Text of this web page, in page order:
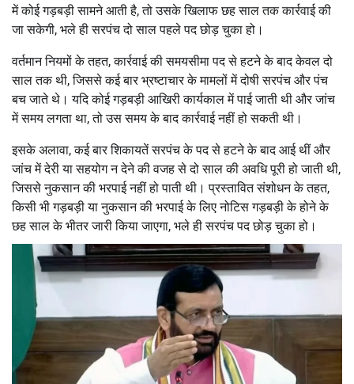
में कोई गड़बड़ी सामने आती है, तो उसके खिलाफ छह साल तक कार्रवाई की
जा सकेगी, भले ही सरपंच दो साल पहले पद छोड़ चुका हो।
वर्तमान नियमों के तहत, कार्रवाई की समयसीमा पद से हटने के बाद केवल दो
साल तक थी, जिससे कई बार भ्रष्टाचार के मामलों में दोषी सरपंच और पंच
बच जाते थे। यदि कोई गड़बड़ी आखिरी कार्यकाल में पाई जाती थी और जांच
में समय लगता था, तो उस समय के बाद कार्रवाई नहीं हो सकती थी।
इसके अलावा, कई बार शिकायतें सरपंच के पद से हटने के बाद आई थीं और
जांच में देरी या सहयोग न देने की वजह से दो साल की अवधि पूरी हो जाती थी,
जिससे नुकसान की भरपाई नहीं हो पाती थी। प्रस्तावित संशोधन के तहत,
किसी भी गड़बड़ी या नुकसान की भरपाई के लिए नोटिस गड़बड़ी के होने के
छह साल के भीतर जारी किया जाएगा, भले ही सरपंच पद छोड़ चुका हो।